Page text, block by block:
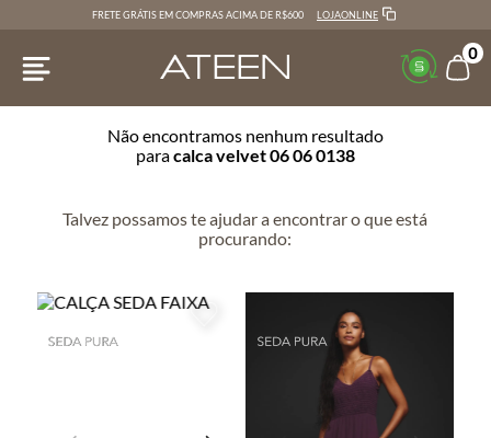
FRETE GRÁTIS EM COMPRAS ACIMA DE R$600 LOJAONLINE
0
Não encontramos nenhum resultado
paracalca velvet 06 06 0138
Talvez possamos te ajudar a encontrar o que está
procurando: